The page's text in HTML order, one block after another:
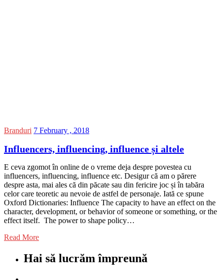
Branduri 7 February , 2018
Influencers, influencing, influence și altele
E ceva zgomot în online de o vreme deja despre povestea cu
influencers, influencing, influence etc. Desigur că am o părere
despre asta, mai ales că din păcate sau din fericire joc și în tabăra
celor care teoretic au nevoie de astfel de personaje. Iată ce spune
Oxford Dictionaries: Influence The capacity to have an effect on the
character, development, or behavior of someone or something, or the
effect itself. The power to shape policy…
Read More
Hai să lucrăm împreună